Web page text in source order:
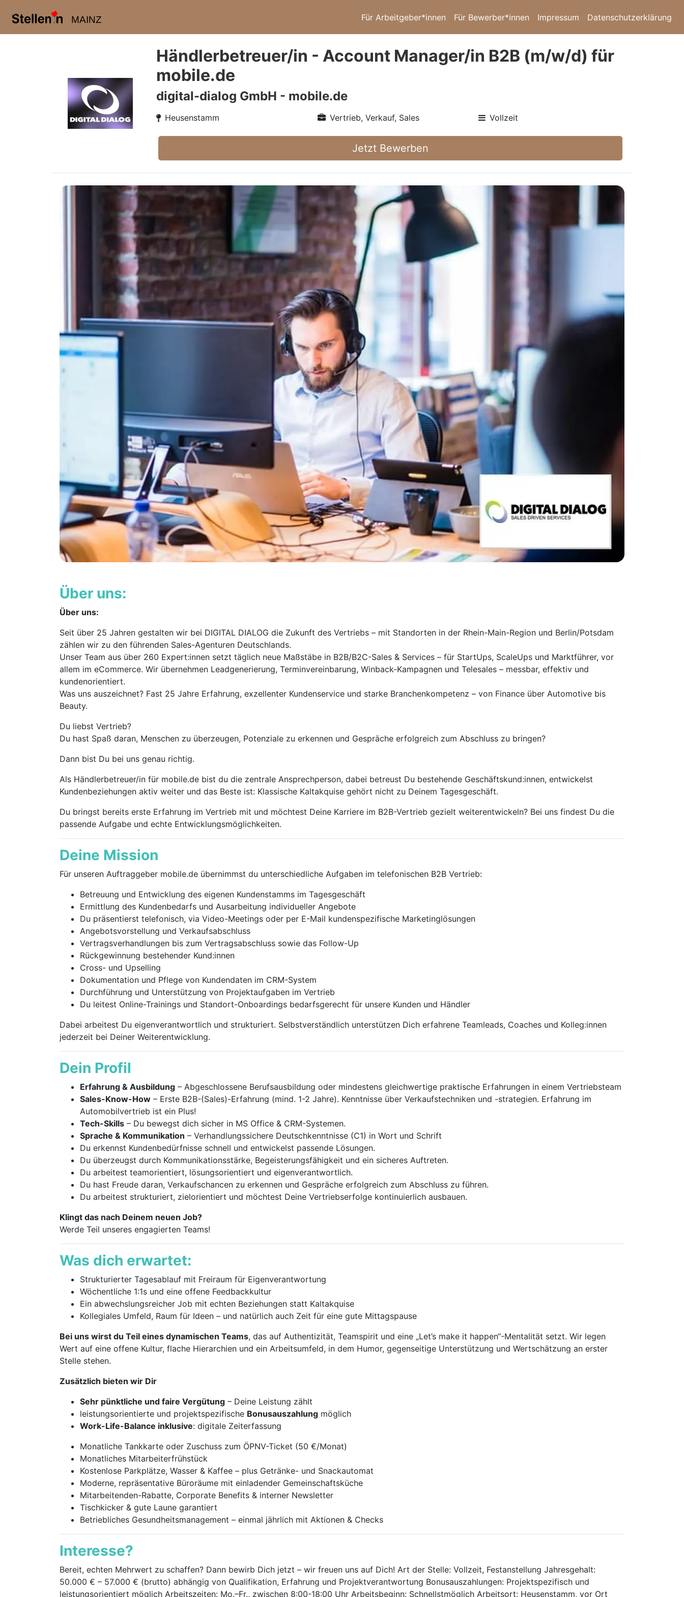
MAINZ Für Arbeitgeber*innen Für Bewerber*innen Impressum Datenschutzerklärung
Händlerbetreuer/in - Account Manager/in B2B (m/w/d) für
mobile.de
digital-dialog GmbH - mobile.de
Heusenstamm Vertrieb, Verkauf, Sales Vollzeit
Jetzt Bewerben
Über uns:
Über uns:
Seit über 25 Jahren gestalten wir bei DIGITAL DIALOG die Zukunft des Vertriebs – mit Standorten in der Rhein-Main-Region und Berlin/Potsdam
zählen wir zu den führenden Sales-Agenturen Deutschlands.
Unser Team aus über 260 Expert:innen setzt täglich neue Maßstäbe in B2B/B2C-Sales & Services – für StartUps, ScaleUps und Marktführer, vor
allem im eCommerce. Wir übernehmen Leadgenerierung, Terminvereinbarung, Winback-Kampagnen und Telesales – messbar, effektiv und
kundenorientiert.
Was uns auszeichnet? Fast 25 Jahre Erfahrung, exzellenter Kundenservice und starke Branchenkompetenz – von Finance über Automotive bis
Beauty.
Du liebst Vertrieb?
Du hast Spaß daran, Menschen zu überzeugen, Potenziale zu erkennen und Gespräche erfolgreich zum Abschluss zu bringen?
Dann bist Du bei uns genau richtig.
Als Händlerbetreuer/in für mobile.de bist du die zentrale Ansprechperson, dabei betreust Du bestehende Geschäftskund:innen, entwickelst
Kundenbeziehungen aktiv weiter und das Beste ist: Klassische Kaltakquise gehört nicht zu Deinem Tagesgeschäft.
Du bringst bereits erste Erfahrung im Vertrieb mit und möchtest Deine Karriere im B2B-Vertrieb gezielt weiterentwickeln? Bei uns findest Du die
passende Aufgabe und echte Entwicklungsmöglichkeiten.
Deine Mission
Für unseren Auftraggeber mobile.de übernimmst du unterschiedliche Aufgaben im telefonischen B2B Vertrieb:
Betreuung und Entwicklung des eigenen Kundenstamms im Tagesgeschäft
Ermittlung des Kundenbedarfs und Ausarbeitung individueller Angebote
Du präsentierst telefonisch, via Video-Meetings oder per E-Mail kunden­spezifische Marketinglösungen
Angebotsvorstellung und Verkaufsabschluss
Vertragsverhandlungen bis zum Vertragsabschluss sowie das Follow-Up
Rückgewinnung bestehender Kund:innen
Cross- und Upselling
Dokumentation und Pflege von Kundendaten im CRM-System
Durchführung und Unterstützung von Projektaufgaben im Vertrieb
Du leitest Online-Trainings und Standort-Onboardings bedarfsgerecht für unsere Kunden und Händler
Dabei arbeitest Du eigenverantwortlich und strukturiert. Selbstverständlich unterstützen Dich erfahrene Teamleads, Coaches und Kolleg:innen
jederzeit bei Deiner Weiterentwicklung.
Dein Profil
Erfahrung & Ausbildung – Abgeschlossene Berufsausbildung oder mindestens gleichwertige praktische Erfahrungen in einem Vertriebsteam
Sales-Know-How – Erste B2B-(Sales)-Erfahrung (mind. 1-2 Jahre). Kenntnisse über Verkaufstechniken und -strategien. Erfahrung im
Automobilvertrieb ist ein Plus!
Tech-Skills – Du bewegst dich sicher in MS Office & CRM-Systemen.
Sprache & Kommunikation – Verhandlungssichere Deutschkenntnisse (C1) in Wort und Schrift
Du erkennst Kundenbedürfnisse schnell und entwickelst passende Lösungen.
Du überzeugst durch Kommunikationsstärke, Begeisterungsfähigkeit und ein sicheres Auftreten.
Du arbeitest teamorientiert, lösungsorientiert und eigenverantwortlich.
Du hast Freude daran, Verkaufschancen zu erkennen und Gespräche erfolgreich zum Abschluss zu führen.
Du arbeitest strukturiert, zielorientiert und möchtest Deine Vertriebserfolge kontinuierlich ausbauen.
Klingt das nach Deinem neuen Job?
Werde Teil unseres engagierten Teams!
Was dich erwartet:
Strukturierter Tagesablauf mit Freiraum für Eigenverantwortung
Wöchentliche 1:1s und eine offene Feedbackkultur
Ein abwechslungsreicher Job mit echten Beziehungen statt Kaltakquise
Kollegiales Umfeld, Raum für Ideen – und natürlich auch Zeit für eine gute Mittagspause
Bei uns wirst du Teil eines dynamischen Teams, das auf Authentizität, Teamspirit und eine „Let’s make it happen“-Mentalität setzt. Wir legen
Wert auf eine offene Kultur, flache Hierarchien und ein Arbeitsumfeld, in dem Humor, gegenseitige Unterstützung und Wertschätzung an erster
Stelle stehen.
Zusätzlich bieten wir Dir
Sehr pünktliche und faire Vergütung – Deine Leistung zählt
leistungsorientierte und projektspezifische Bonusauszahlung möglich
Work-Life-Balance inklusive: digitale Zeiterfassung
Monatliche Tankkarte oder Zuschuss zum ÖPNV-Ticket (50 €/Monat)
Monatliches Mitarbeiterfrühstück
Kostenlose Parkplätze, Wasser & Kaffee – plus Getränke- und Snackautomat
Moderne, repräsentative Büroräume mit einladender Gemeinschaftsküche
Mitarbeitenden-Rabatte, Corporate Benefits & interner Newsletter
Tischkicker & gute Laune garantiert
Betriebliches Gesundheitsmanagement – einmal jährlich mit Aktionen & Checks
Interesse?
Bereit, echten Mehrwert zu schaffen? Dann bewirb Dich jetzt – wir freuen uns auf Dich! Art der Stelle: Vollzeit, Festanstellung Jahresgehalt:
50.000 € – 57.000 € (brutto) abhängig von Qualifikation, Erfahrung und Projektverantwortung Bonusauszahlungen: Projektspezifisch und
leistungsorientiert möglich Arbeitszeiten: Mo.–Fr., zwischen 8:00-18:00 Uhr Arbeitsbeginn: Schnellstmöglich Arbeitsort: Heusenstamm, vor Ort